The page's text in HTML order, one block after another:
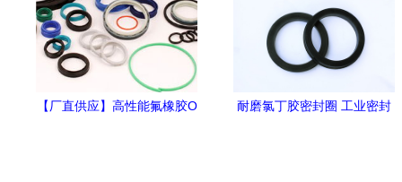
【厂直供应】高性能氟橡胶O
耐磨氯丁胶密封圈 工业密封